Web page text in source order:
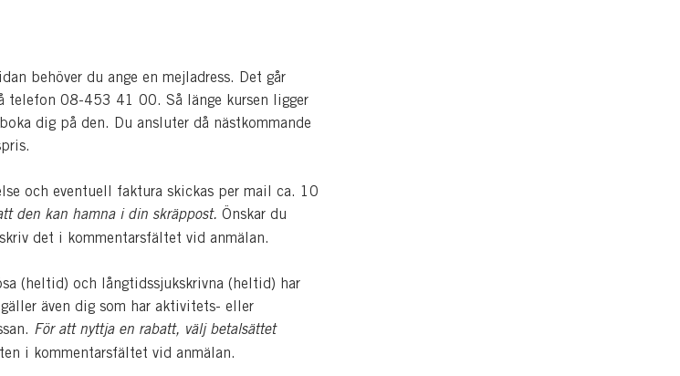
behöver du ange en mejladress. Det går
telefon 08-453 41 00. Så länge kursen ligger
dig på den. Du ansluter då nästkommande
och eventuell faktura skickas per mail ca. 10
den kan hamna i din skräppost. Önskar du
det i kommentarsfältet vid anmälan.
(heltid) och långtidssjukskrivna (heltid) har
även dig som har aktivitets- eller
För att nyttja en rabatt, välj betalsättet
i kommentarsfältet vid anmälan.